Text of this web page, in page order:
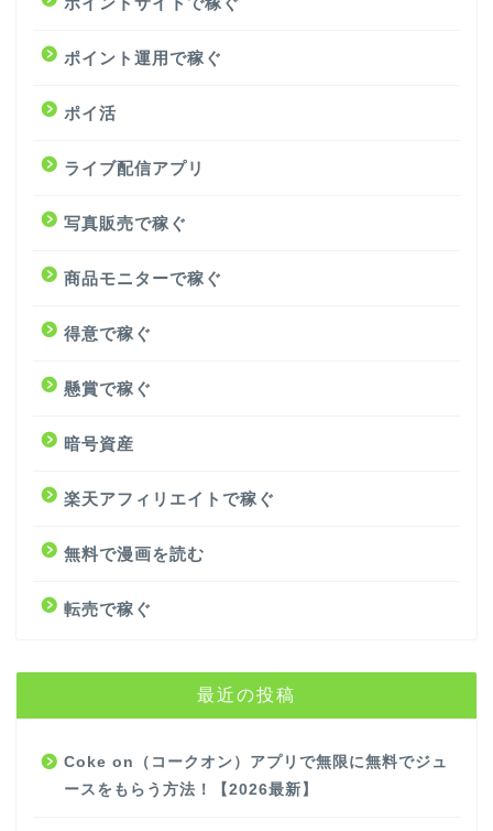
ポイント運用で稼ぐ
ポイ活
ライブ配信アプリ
写真販売で稼ぐ
商品モニターで稼ぐ
得意で稼ぐ
懸賞で稼ぐ
暗号資産
楽天アフィリエイトで稼ぐ
無料で漫画を読む
転売で稼ぐ
最近の投稿
Coke on（コークオン）アプリで無限に無料でジュ
ースをもらう方法！【2026最新】